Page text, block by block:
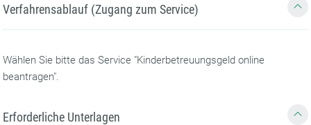
Verfahrensablauf (Zugang zum Service)
Wählen Sie bitte das Service "Kinderbetreuungsgeld online
beantragen".
Erforderliche Unterlagen